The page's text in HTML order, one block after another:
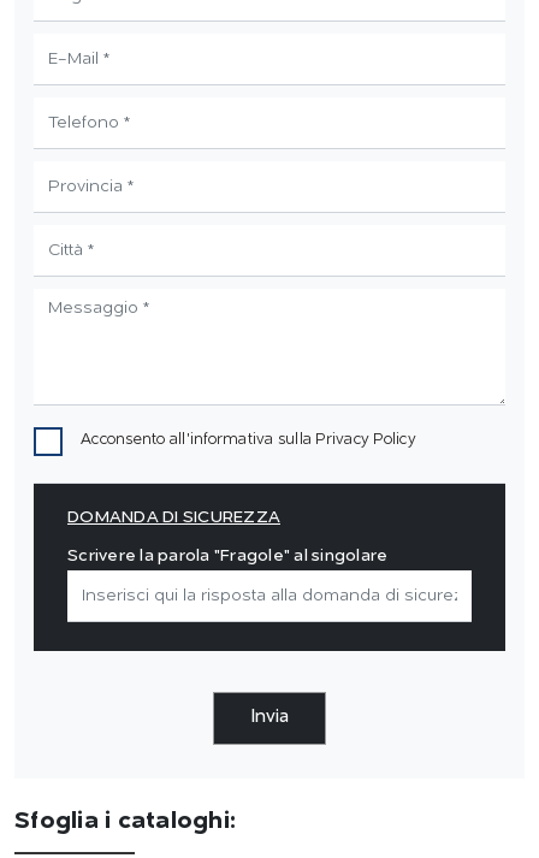
Acconsento all'informativa sulla Privacy Policy
DOMANDA DI SICUREZZA
Scrivere la parola "Fragole" al singolare
Invia
Sfoglia i cataloghi: